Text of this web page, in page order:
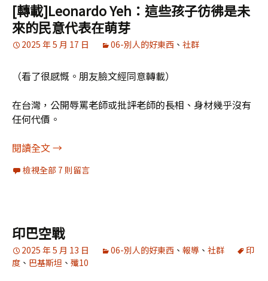
[轉載]Leonardo Yeh：這些孩子彷彿是未
來的民意代表在萌芽
2025 年 5 月 17 日 06-別人的好東西 、 社群
（看了很感慨。朋友臉文經同意轉載）
在台灣，公開辱罵老師或批評老師的長相、身材幾乎沒有
任何代價。
閱讀全文[轉載]Leonardo Yeh：這些孩子彷彿是未來的民意
→
檢視全部 7 則留言
印巴空戰
2025 年 5 月 13 日 06-別人的好東西 、 報導 、 社群
印
度 、 巴基斯坦 、 殲10